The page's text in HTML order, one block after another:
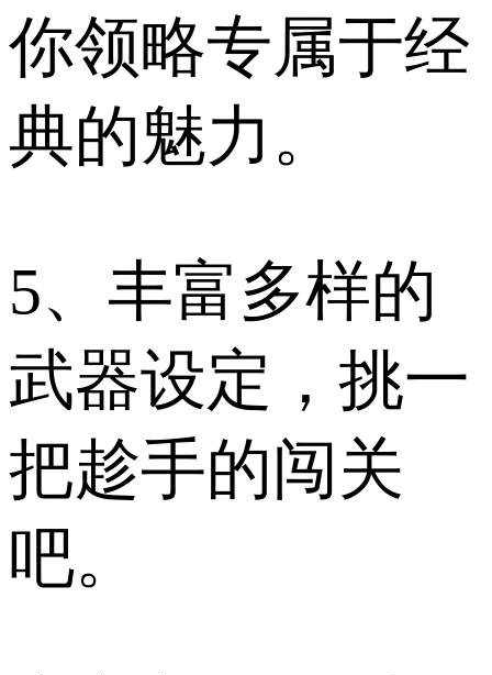
你领略专属于经
典的魅力。
5、丰富多样的
武器设定，挑一
把趁手的闯关
吧。